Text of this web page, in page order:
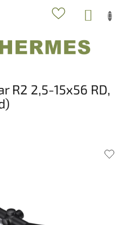
R2 2,5-15x56 RD,